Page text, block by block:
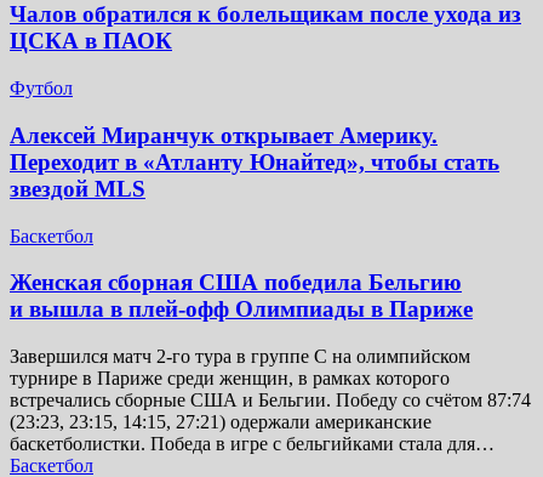
Чалов обратился к болельщикам после ухода из
ЦСКА в ПАОК
Футбол
Алексей Миранчук открывает Америку.
Переходит в «Атланту Юнайтед», чтобы стать
звездой MLS
Баскетбол
Женская сборная США победила Бельгию
и вышла в плей-офф Олимпиады в Париже
Завершился матч 2-го тура в группе C на олимпийском
турнире в Париже среди женщин, в рамках которого
встречались сборные США и Бельгии. Победу со счётом 87:74
(23:23, 23:15, 14:15, 27:21) одержали американские
баскетболистки. Победа в игре с бельгийками стала для…
Баскетбол